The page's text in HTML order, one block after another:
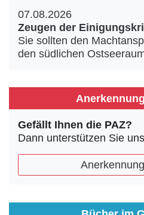
07.08.2026
Zeugen der
Sie sollten den
den südlichen
Gefällt Ihnen die PAZ?
Dann unterstützen Sie